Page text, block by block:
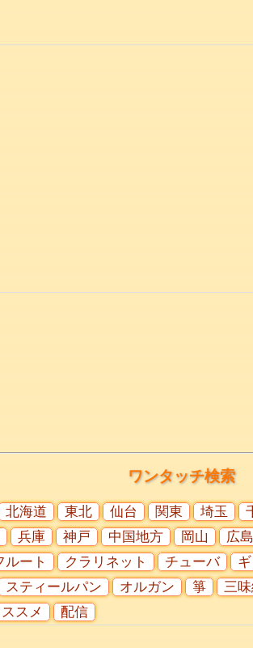
ワンタッチ検索
北海道 東北 仙台 関東 埼玉
兵庫
神戸 中国地方 岡山 広島
ルート
クラリネット チューバ
スティールパン
オルガン 箏 三
スメ
配信